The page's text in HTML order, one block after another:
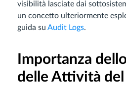
visibilità lasciate dai
un concetto ulteriormente
guida su Audit Logs.
Importanza
delle Attività del